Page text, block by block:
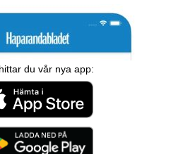
du vår nya app: